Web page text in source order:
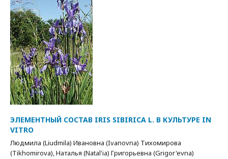
ЭЛЕМЕНТНЫЙ СОСТАВ IRIS SIBIRICA L. В КУЛЬТУРЕ IN
VITRO
Людмила (Liudmila) Ивановна (Ivanovna) Тихомирова
(Tikhomirova), Наталья (Natal'ia) Григорьевна (Grigor'evna)